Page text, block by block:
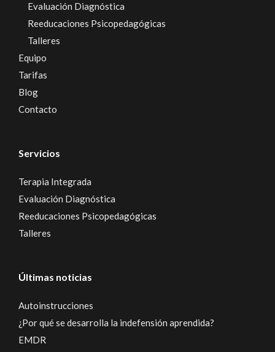
Evaluación Diagnóstica
Reeducaciones Psicopedagógicas
Talleres
Equipo
Tarifas
Blog
Contacto
Servicios
Terapia Integrada
Evaluación Diagnóstica
Reeducaciones Psicopedagógicas
Talleres
Últimas noticias
Autoinstrucciones
¿Por qué se desarrolla la indefensión aprendida?
EMDR